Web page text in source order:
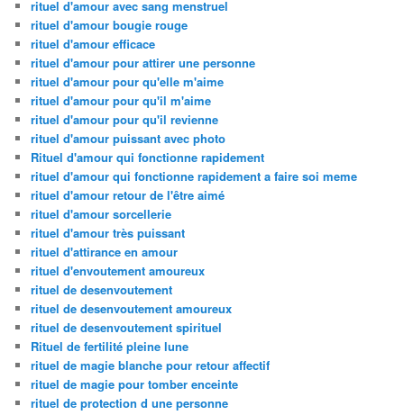
rituel d'amour avec sang menstruel
rituel d'amour bougie rouge
rituel d'amour efficace
rituel d'amour pour attirer une personne
rituel d'amour pour qu'elle m'aime
rituel d'amour pour qu'il m'aime
rituel d'amour pour qu'il revienne
rituel d'amour puissant avec photo
Rituel d'amour qui fonctionne rapidement
rituel d'amour qui fonctionne rapidement a faire soi meme
rituel d'amour retour de l'être aimé
rituel d'amour sorcellerie
rituel d'amour très puissant
rituel d'attirance en amour
rituel d'envoutement amoureux
rituel de desenvoutement
rituel de desenvoutement amoureux
rituel de desenvoutement spirituel
Rituel de fertilité pleine lune
rituel de magie blanche pour retour affectif
rituel de magie pour tomber enceinte
rituel de protection d une personne